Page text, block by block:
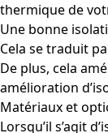
thermique de
Une bonne
Cela se traduit
De plus, cela
amélioration
Matériaux et
Lorsqu’il s’agit